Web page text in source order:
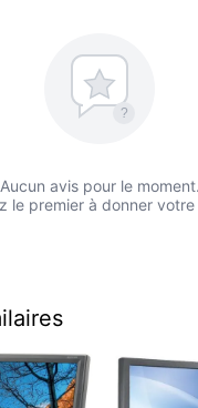
?
Aucun avis pour le moment.
le premier à donner votre